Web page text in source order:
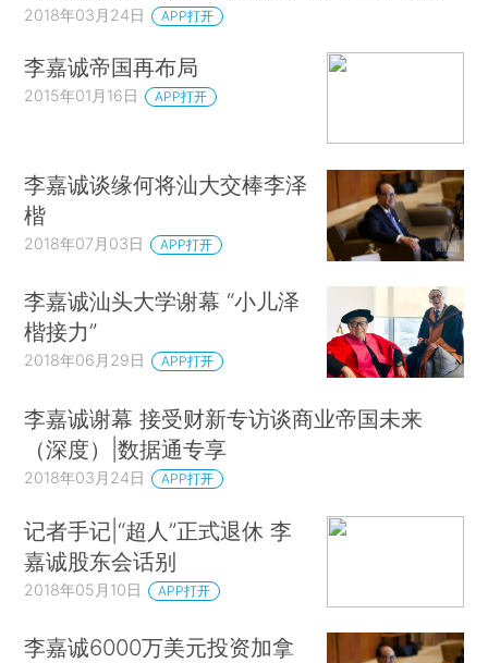
2018年03月24日 APP打开
李嘉诚帝国再布局
2015年01月16日 APP打开
李嘉诚谈缘何将汕大交棒李泽
楷
2018年07月03日 APP打开
李嘉诚汕头大学谢幕 “小儿泽
楷接力”
2018年06月29日 APP打开
李嘉诚谢幕 接受财新专访谈商业帝国未来
（深度）|数据通专享
2018年03月24日 APP打开
记者手记|“超人”正式退休 李
嘉诚股东会话别
2018年05月10日 APP打开
李嘉诚6000万美元投资加拿